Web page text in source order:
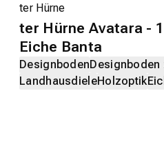
ter Hürne
ter Hürne Avatara -
Eiche Banta
DesignbodenDesignboden
LandhausdieleHolzoptik